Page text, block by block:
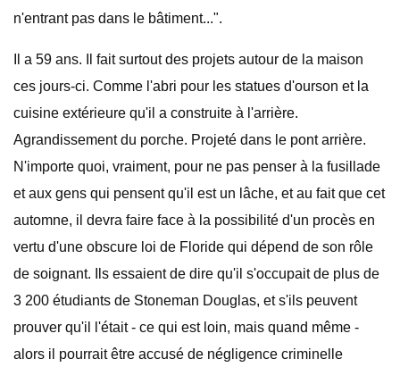
n'entrant pas dans le bâtiment...".
Il a 59 ans. Il fait surtout des projets autour de la maison
ces jours-ci. Comme l'abri pour les statues d'ourson et la
cuisine extérieure qu'il a construite à l'arrière.
Agrandissement du porche. Projeté dans le pont arrière.
N'importe quoi, vraiment, pour ne pas penser à la fusillade
et aux gens qui pensent qu'il est un lâche, et au fait que cet
automne, il devra faire face à la possibilité d'un procès en
vertu d'une obscure loi de Floride qui dépend de son rôle
de soignant. Ils essaient de dire qu'il s'occupait de plus de
3 200 étudiants de Stoneman Douglas, et s'ils peuvent
prouver qu'il l'était - ce qui est loin, mais quand même -
alors il pourrait être accusé de négligence criminelle